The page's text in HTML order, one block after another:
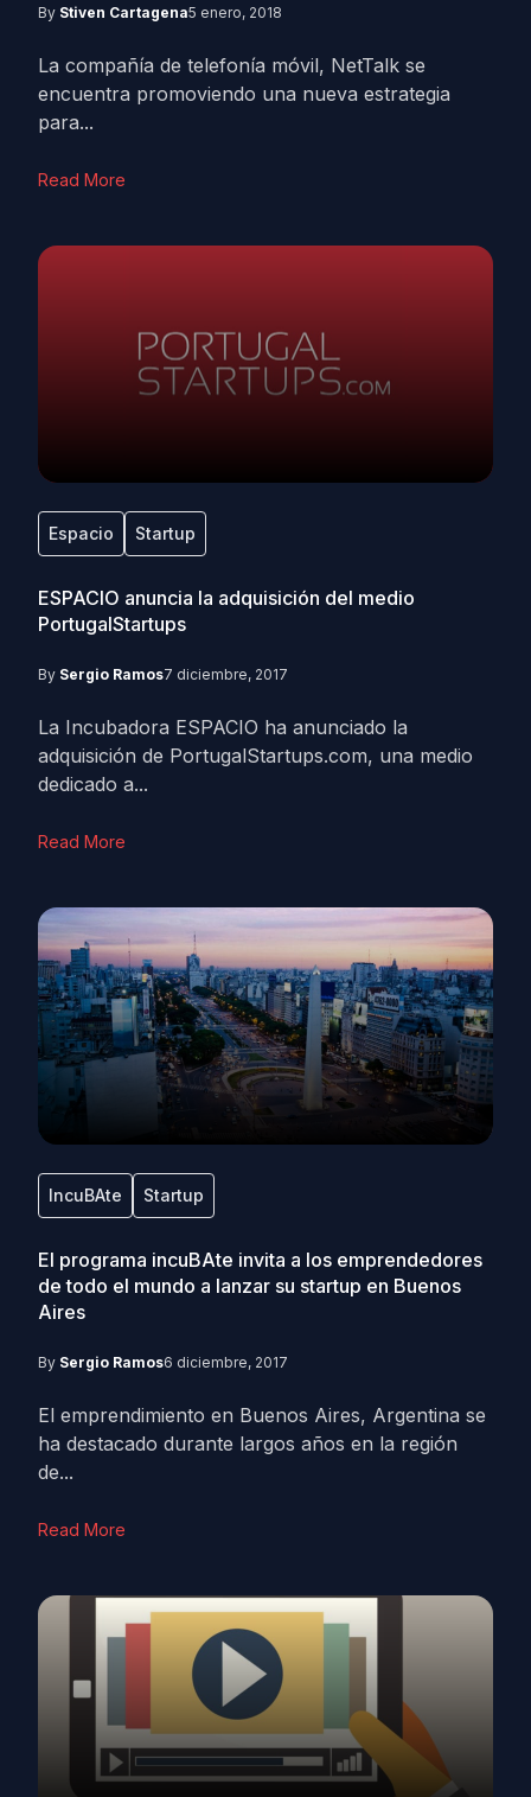
By Stiven Cartagena5 enero, 2018
La compañía de telefonía móvil, NetTalk se
encuentra promoviendo una nueva estrategia
para...
Read More
Espacio Startup
ESPACIO anuncia la adquisición del medio
PortugalStartups
By Sergio Ramos7 diciembre, 2017
La Incubadora ESPACIO ha anunciado la
adquisición de PortugalStartups.com, una medio
dedicado a...
Read More
IncuBAte Startup
El programa incuBAte invita a los emprendedores
de todo el mundo a lanzar su startup en Buenos
Aires
By Sergio Ramos6 diciembre, 2017
El emprendimiento en Buenos Aires, Argentina se
ha destacado durante largos años en la región
de...
Read More